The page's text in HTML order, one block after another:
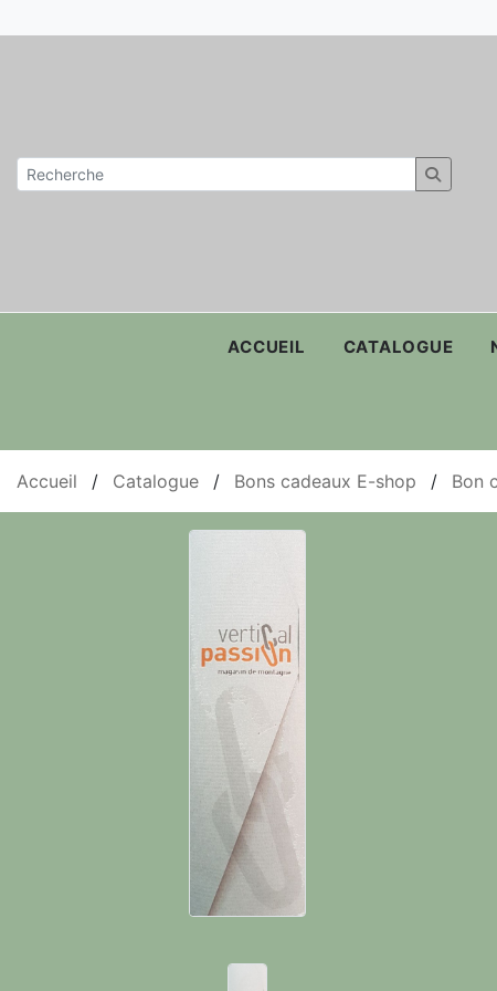
ACCUEIL CATALOGUE
Accueil / Catalogue / Bons cadeaux E-shop / Bon